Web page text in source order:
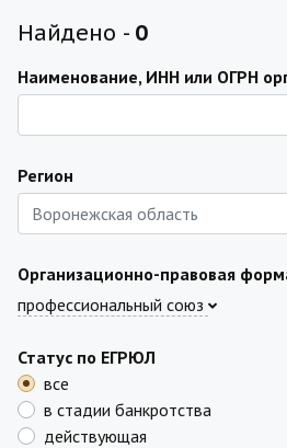
Найдено - 0
Наименование, ИНН или ОГРН
Регион
Организационно-правовая
профессиональный союз
Статус по ЕГРЮЛ
все
в стадии банкротства
действующая